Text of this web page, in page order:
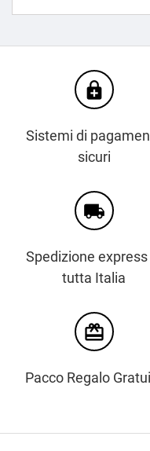
enhanced_encryption
Sistemi di
sicuri
local_shipping
Spedizione express
tutta Italia
card_giftcard
Pacco Regalo